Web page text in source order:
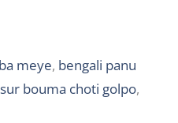
meye, bengali panu
bouma choti golpo,